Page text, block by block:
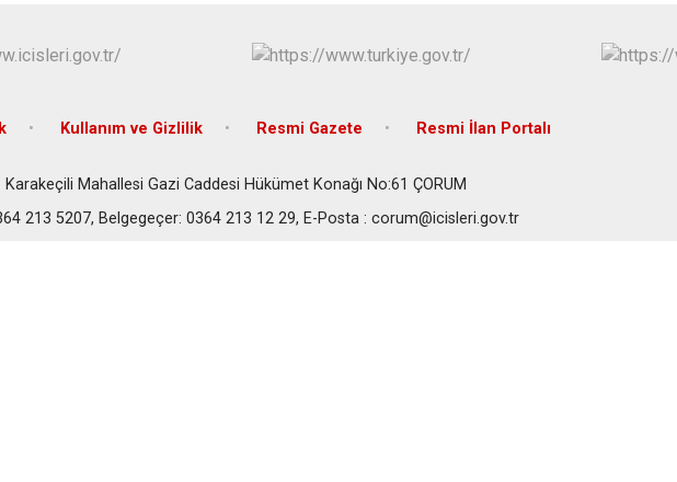
Kullanım ve Gizlilik Resmi Gazete Resmi İlan Portalı
Karakeçili Mahallesi Gazi Caddesi Hükümet Konağı No:61 ÇORUM
213 5207, Belgegeçer: 0364 213 12 29, E-Posta : corum@icisleri.gov.tr